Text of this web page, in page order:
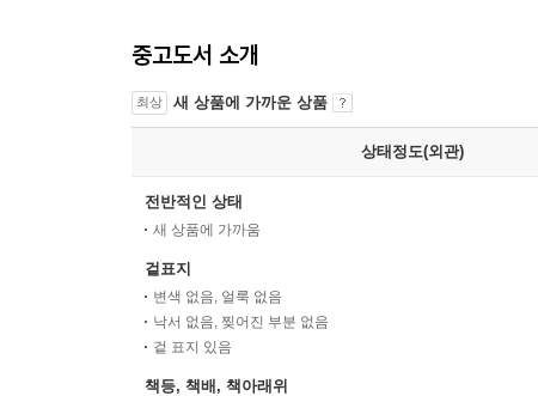
중고도서 소개
최상 새 상품에 가까운 상품
상태정도(외관)
전반적인 상태
새 상품에 가까움
겉표지
변색 없음, 얼룩 없음
낙서 없음, 찢어진 부분 없음
겉 표지 있음
책등, 책배, 책아래위